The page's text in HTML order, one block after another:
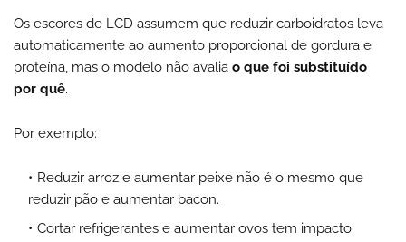
Os escores de LCD assumem que reduzir carboidratos leva
automaticamente ao aumento proporcional de gordura e
proteína, mas o modelo não avalia o que foi substituído
por quê.
Por exemplo:
Reduzir arroz e aumentar peixe não é o mesmo que
reduzir pão e aumentar bacon.
Cortar refrigerantes e aumentar ovos tem impacto